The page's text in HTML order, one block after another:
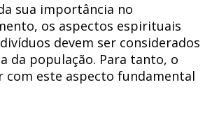
sua importância no
os aspectos espirituais
devem ser considerados
da população. Para tanto, o
este aspecto fundamental